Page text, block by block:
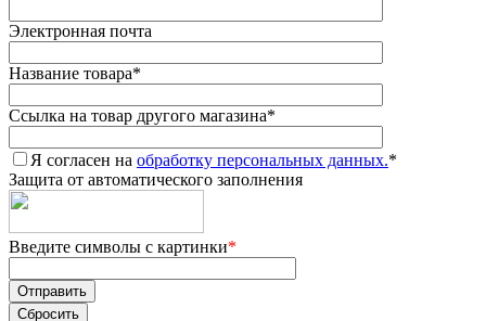
Электронная почта
Название товара*
Ссылка на товар другого магазина*
Я согласен на обработку персональных данных.*
Защита от автоматического заполнения
Введите символы с картинки*